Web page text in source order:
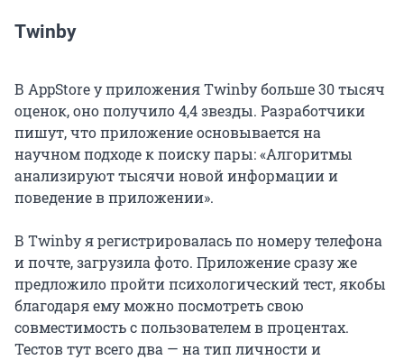
Twinby
В AppStore у приложения Twinby больше 30 тысяч
оценок, оно получило 4,4 звезды. Разработчики
пишут, что приложение основывается на
научном подходе к поиску пары: «Алгоритмы
анализируют тысячи новой информации и
поведение в приложении».
В Twinby я регистрировалась по номеру телефона
и почте, загрузила фото. Приложение сразу же
предложило пройти психологический тест, якобы
благодаря ему можно посмотреть свою
совместимость с пользователем в процентах.
Тестов тут всего два — на тип личности и